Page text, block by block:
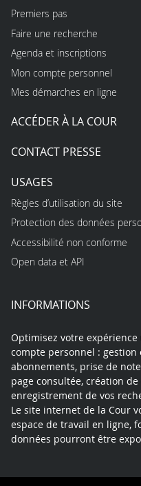
Premiers pas
Faire une recherche
Agenda et inscriptions
Mon compte personnel
Mes démarches en ligne
ACCÉDER À LA COUR
CONTACT PRESSE
USAGES
Règles d’utilisation du site
Protection des données
Accessibilité non conforme
Open data et API
INFORMATIONS
Optimisez votre
compte personnel : gestion
abonnements, prise de
page consultée, création
enregistrement de vos
Le site internet de la Cour
espace de travail en ligne,
données pourront être